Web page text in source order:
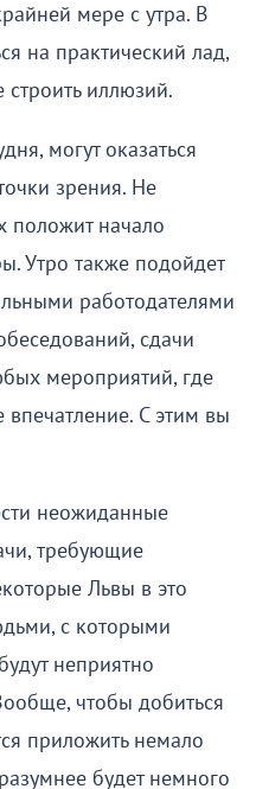
мере с утра. В
на практический лад,
строить иллюзий.
могут оказаться
зрения. Не
положит начало
Утро также подойдет
работодателями
сдачи
мероприятий, где
С этим вы
неожиданные
требующие
Львы в это
с которыми
неприятно
чтобы добиться
приложить немало
будет немного